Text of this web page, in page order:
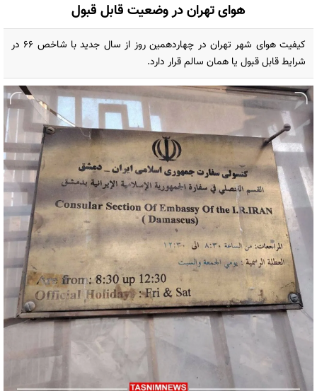
هوای تهران در وضعیت قابل قبول
کیفیت هوای شهر تهران در چهاردهمین روز از سال جدید با شاخص ۶۶ در
شرایط قابل قبول یا همان سالم قرار دارد.